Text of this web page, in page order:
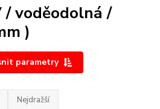
voděodolná /
)
parametry
Nejdražší